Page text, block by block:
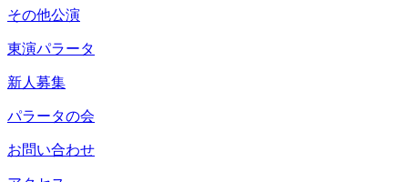
その他公演
東演パラータ
新人募集
パラータの会
お問い合わせ